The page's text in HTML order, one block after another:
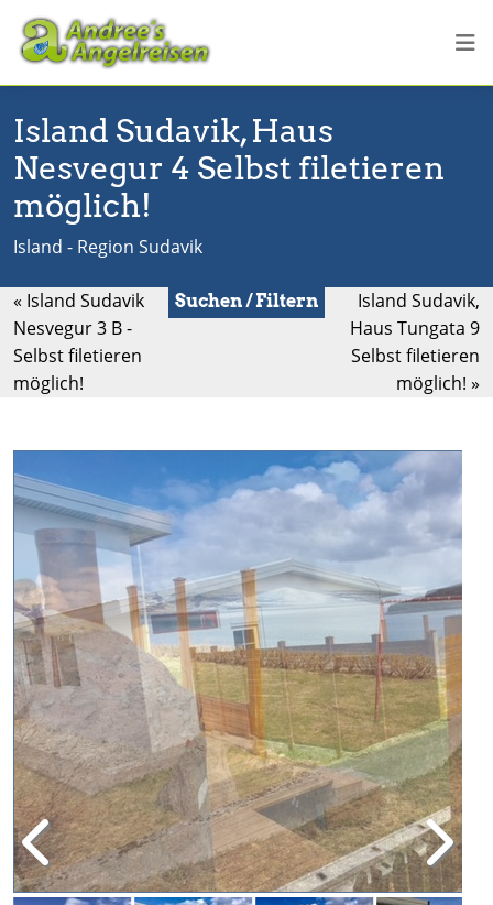
Island Sudavik, Haus
Nesvegur 4 Selbst filetieren
möglich!
Island - Region Sudavik
« Island Sudavik
Nesvegur 3 B -
Selbst filetieren
möglich!
Suchen / Filtern
Island Sudavik,
Haus Tungata 9
Selbst filetieren
möglich! »